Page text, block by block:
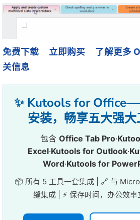
免费下载 立即购买
了解更多
关信息
✨ Kutools for
安装，畅享五大强大
包含 Office Tab Pro·
Excel·Kutools for Outlook·
Word·Kutools for
📦 所有 5 工具一套集成 | 🔗 与
缝集成 | ⚡ 保存时间，办公效率